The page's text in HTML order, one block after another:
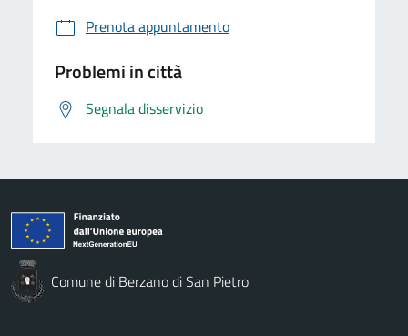
Prenota appuntamento
Problemi in città
Segnala disservizio
Comune di Berzano di San Pietro